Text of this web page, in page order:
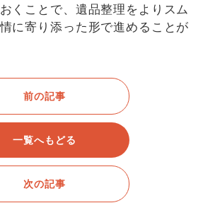
くことで、遺品整理をよりスム
に寄り添った形で進めることが
前の記事
一覧へもどる
次の記事